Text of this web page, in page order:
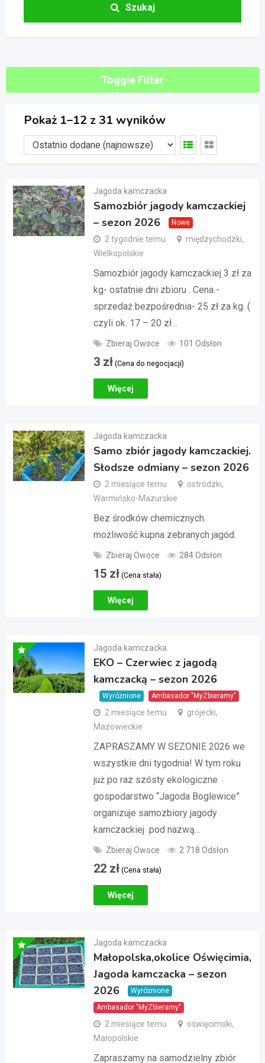
Szukaj
Toggle Filter
Pokaż 1–12 z 31 wyników
Jagoda kamczacka
Samozbiór jagody kamczackiej
– sezon 2026
Nowe
2 tygodnie temu
międzychodzki,
Wielkopolskie
Samozbiór jagody kamczackiej 3 zł za
kg- ostatnie dni zbioru . Cena -
sprzedaż bezpośrednia- 25 zł za kg. (
czyli ok. 17 – 20 zł…
Zbieraj Owoce 101 Odsłon
3 zł (Cena do negocjacji)
Więcej
Jagoda kamczacka
Samo zbiór jagody kamczackiej.
Słodsze odmiany – sezon 2026
2 miesiące temu
ostródzki,
Warmińsko-Mazurskie
Bez środków chemicznych.
możliwość kupna zebranych jagód.
Zbieraj Owoce 284 Odsłon
15 zł (Cena stała)
Więcej
Jagoda kamczacka
EKO – Czerwiec z jagodą
kamczacką – sezon 2026
Wyróżnione Ambasador "MyZbieramy"
2 miesiące temu
grójecki,
Mazowieckie
ZAPRASZAMY W SEZONIE 2026 we
wszystkie dni tygodnia! W tym roku
już po raz szósty ekologiczne
gospodarstwo “Jagoda Boglewice”
organizuje samozbiory jagody
kamczackiej pod nazwą…
Zbieraj Owoce 2 718 Odsłon
22 zł (Cena stała)
Więcej
Jagoda kamczacka
Małopolska,okolice Oświęcimia,
Jagoda kamczacka – sezon
2026
Wyróżnione
Ambasador "MyZbieramy"
2 miesiące temu
oświęcimski,
Małopolskie
Zapraszamy na samodzielny zbiór